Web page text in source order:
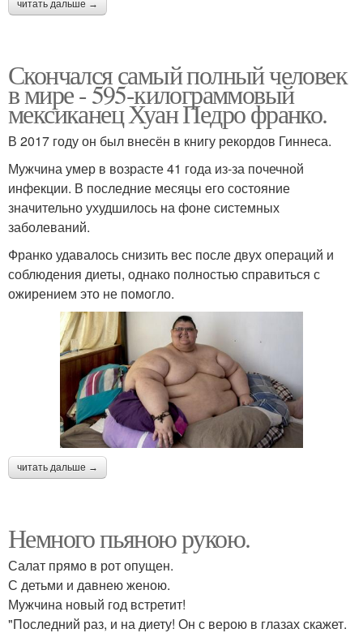
читать дальше →
Скончался самый полный человек
в мире - 595-килограммовый
мексиканец Хуан Педро франко.
В 2017 году он был внесён в книгу рекордов Гиннеса.
Мужчина умер в возрасте 41 года из-за почечной
инфекции. В последние месяцы его состояние
значительно ухудшилось на фоне системных
заболеваний.
Франко удавалось снизить вес после двух операций и
соблюдения диеты, однако полностью справиться с
ожирением это не помогло.
читать дальше →
Немного пьяною рукою.
Салат прямо в рот опущен.
С детьми и давнею женою.
Мужчина новый год встретит!
"Последний раз, и на диету! Он с верою в глазах скажет.